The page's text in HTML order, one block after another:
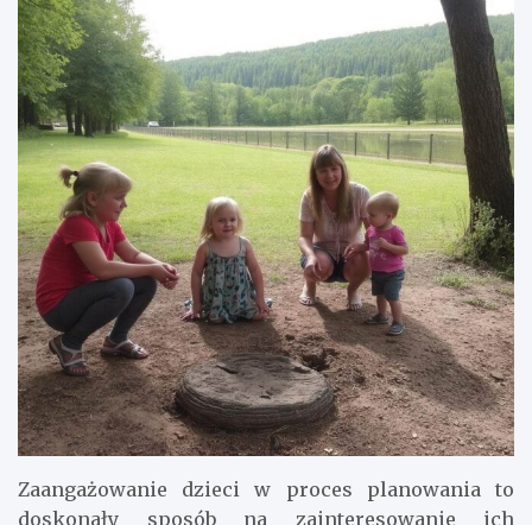
Zaangażowanie dzieci w proces planowania to
doskonały sposób na zainteresowanie ich